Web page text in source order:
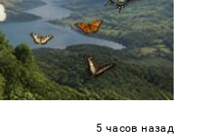
5 часов назад